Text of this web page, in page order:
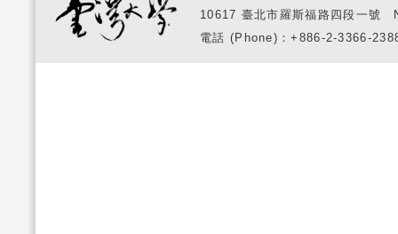
10617 臺北市羅斯福路四段一
電話 (Phone)：+886-2-3366-